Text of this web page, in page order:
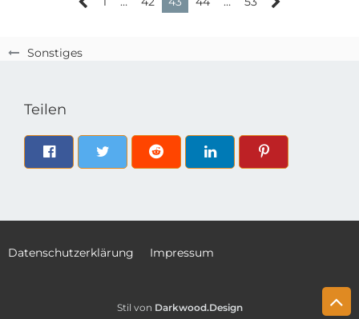
Sonstiges
Teilen
Datenschutzerklärung Impressum
Stil von Darkwood.Design